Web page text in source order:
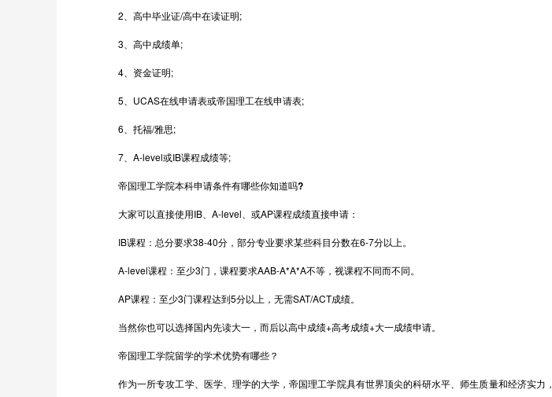
2、高中毕业证/高中在读证明;
3、高中成绩单;
4、资金证明;
5、UCAS在线申请表或帝国理工在线申请表;
6、托福/雅思;
7、A-level或IB课程成绩等;
帝国理工学院本科申请条件有哪些你知道吗?
大家可以直接使用IB、A-level、或AP课程成绩直接申请：
IB课程：总分要求38-40分，部分专业要求某些科目分数在6-7分以上。
A-level课程：至少3门，课程要求AAB-A*A*A不等，视课程不同而不同。
AP课程：至少3门课程达到5分以上，无需SAT/ACT成绩。
当然你也可以选择国内先读大一，而后以高中成绩+高考成绩+大一成绩申请。
帝国理工学院留学的学术优势有哪些？
作为一所专攻工学、医学、理学的大学，帝国理工学院具有世界顶尖的科研水平、师生质量和经济实力